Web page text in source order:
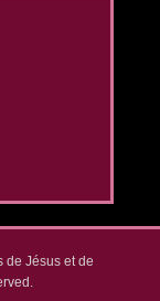
de Jésus et de